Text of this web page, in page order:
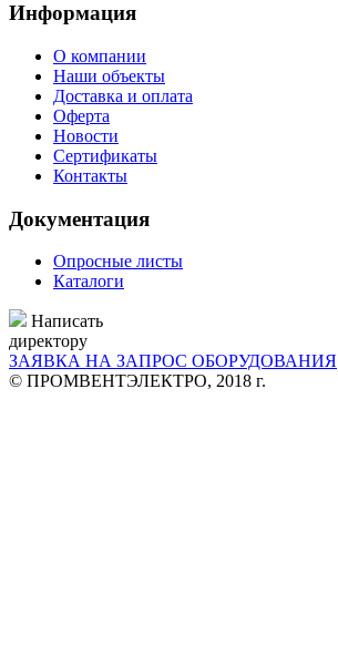
Информация
О компании
Наши объекты
Доставка и оплата
Оферта
Новости
Сертификаты
Контакты
Документация
Опросные листы
Каталоги
Написать
директору
ЗАЯВКА НА ЗАПРОС ОБОРУДОВАНИЯ
© ПРОМВЕНТЭЛЕКТРО, 2018 г.